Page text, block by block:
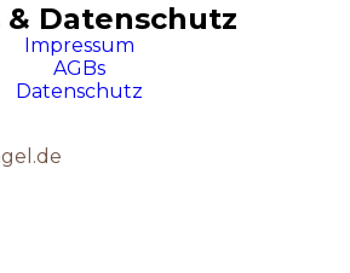
Datenschutz
Impressum
AGBs
Datenschutz